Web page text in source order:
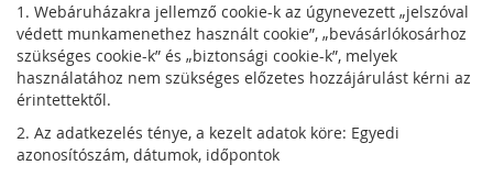
1. Webáruházakra jellemző cookie-k az úgynevezett „jelszóval
védett munkamenethez használt cookie”, „bevásárlókosárhoz
szükséges cookie-k” és „biztonsági cookie-k”, melyek
használatához nem szükséges előzetes hozzájárulást kérni az
érintettektől.
2. Az adatkezelés ténye, a kezelt adatok köre: Egyedi
azonosítószám, dátumok, időpontok